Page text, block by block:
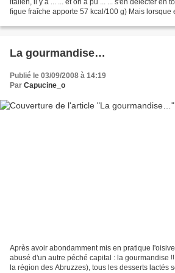
figue fraîche apporte 57 kcal/100 g) Mais lorsque
La gourmandise…
Publié le 03/09/2008 à 14:19
Par Capucine_o
Après avoir abondamment mis en pratique
abusé d'un autre péché capital : la gourmandise
la région des Abruzzes), tous les desserts lactés